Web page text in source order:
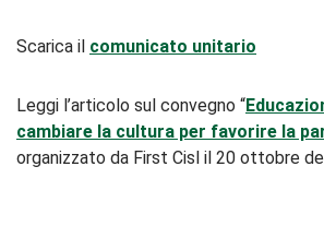
Scarica il comunicato unitario
Leggi l’articolo sul convegno “
cambiare la cultura per favorire la
organizzato da First Cisl il 20 ottobre